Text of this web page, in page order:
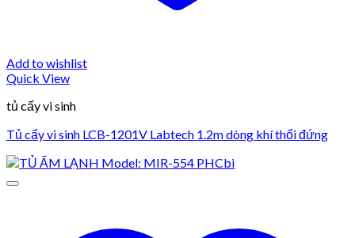
Add to wishlist
Quick View
tủ cấy vi sinh
Tủ cấy vi sinh LCB-1201V Labtech 1.2m dòng khí thổi đứng